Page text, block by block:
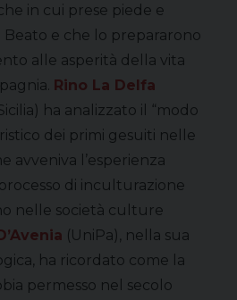
in cui prese piede e
e che lo prepararono
alle asperità della vita
Rino La Delfa
ha analizzato il “modo
dei primi gesuiti nelle
avveniva l’esperienza
di inculturazione
nelle società culture
(UniPa), nella sua
ha ricordato come la
permesso nel secolo